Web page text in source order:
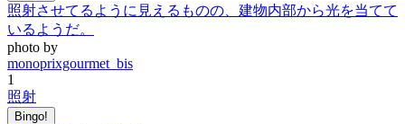
照射させてるように見えるものの、建物内部から光を当てて
いるようだ。
photo by
monoprixgourmet_bis
1
照射
Bingo!